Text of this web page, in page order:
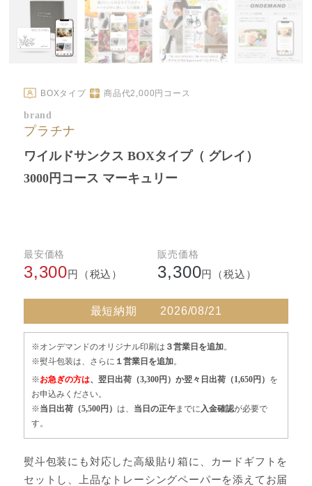
BOXタイプ 商品代2,000 円コース
brand
プラチナ
ワイルドサンクス BOXタイプ（ グレイ）
3000円コース マーキュリー
最安価格
3,300円（税込）
販売価格
3,300円（税込）
最短納期 2026/08/21
※オンデマンドのオリジナル印刷は ３営業日を追加。
※熨斗包装は、さらに １営業日を追加。
※お急ぎの方は、翌日出荷（3,300円）か翌々日出荷（1,650円） を
お申込みください。
※当日出荷（5,500円）は、 当日の正午までに入金確認が必要で
す。
熨斗包装にも対応した高級貼り箱に、カードギフトを
セットし、上品なトレーシングペーパーを添えてお届